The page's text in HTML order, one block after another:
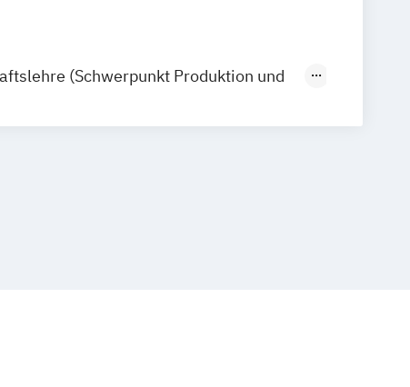
(Schwerpunkt Produktion und
(Schwerpunkt Supply Chain